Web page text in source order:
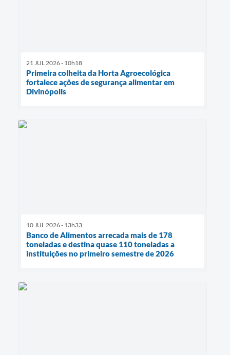
21 JUL 2026 - 10h18
Primeira colheita da Horta Agroecológica
fortalece ações de segurança alimentar em
Divinópolis
10 JUL 2026 - 13h33
Banco de Alimentos arrecada mais de 178
toneladas e destina quase 110 toneladas a
instituições no primeiro semestre de 2026